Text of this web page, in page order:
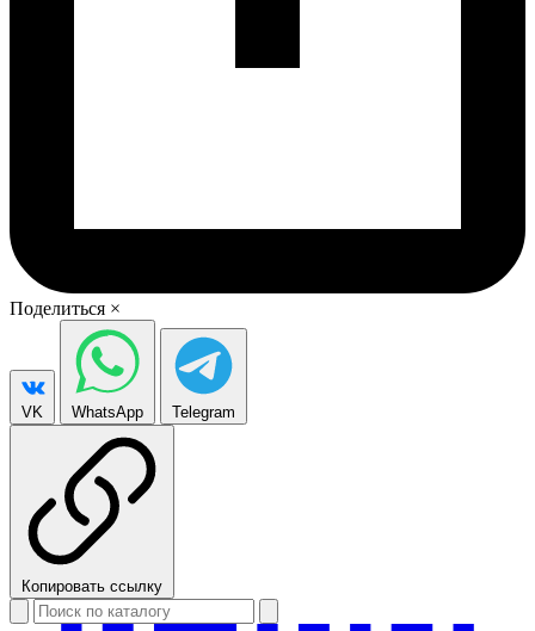
Поделиться ×
VK WhatsApp Telegram
Копировать ссылку